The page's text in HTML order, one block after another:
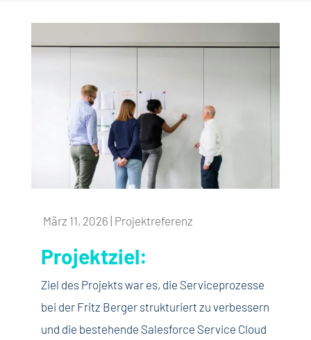
März 11, 2026 | Projektreferenz
Projektziel:
Ziel des Projekts war es, die Serviceprozesse
bei der Fritz Berger strukturiert zu verbessern
und die bestehende Salesforce Service Cloud